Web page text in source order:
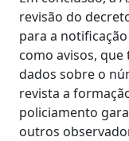
revisão do
para a
como avisos,
dados sobre o
revista a
policiamento
outros